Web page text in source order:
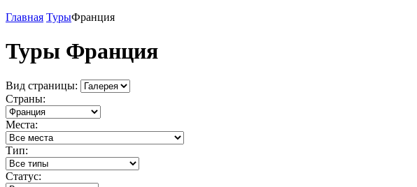
Главная ТурыФранция
Туры Франция
Вид страницы:
Страны:
Места:
Тип:
Статус: